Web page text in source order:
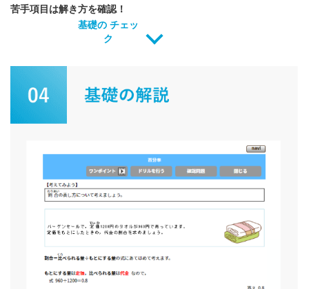
苦手項目は解き方を確認！
基礎のチェッ
ク